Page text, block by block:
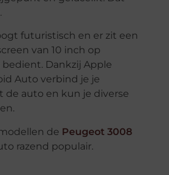
futuristisch en er zit een
van 10 inch op
bedient. Dankzij Apple
Auto verbind je je
de auto en kun je diverse
de Peugeot 3008
razend populair.